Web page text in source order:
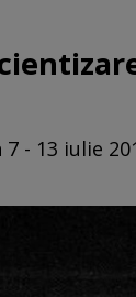
- 13 iulie